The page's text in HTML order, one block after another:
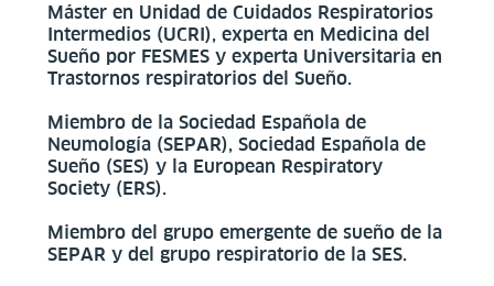
Máster en Unidad de Cuidados Respiratorios
Intermedios (UCRI), experta en Medicina del
Sueño por FESMES y experta Universitaria en
Trastornos respiratorios del Sueño.
Miembro de la Sociedad Española de
Neumología (SEPAR), Sociedad Española de
Sueño (SES) y la European Respiratory
Society (ERS).
Miembro del grupo emergente de sueño de la
SEPAR y del grupo respiratorio de la SES.